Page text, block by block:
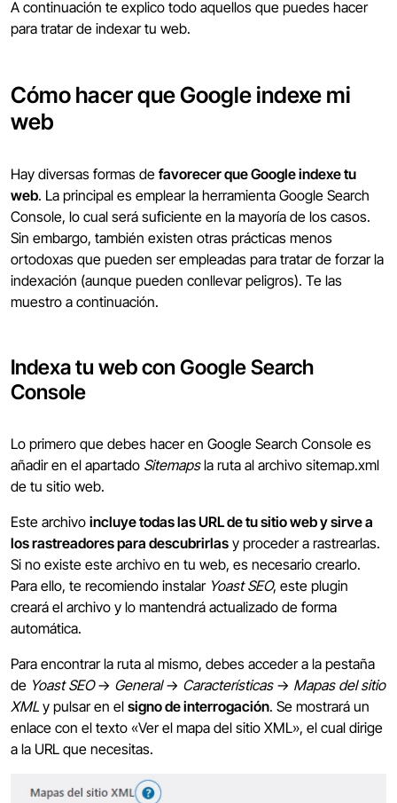
A continuación te explico todo aquellos que puedes hacer
para tratar de indexar tu web.
Cómo hacer que Google indexe mi
web
Hay diversas formas de favorecer que Google indexe tu
web. La principal es emplear la herramienta Google Search
Console, lo cual será suficiente en la mayoría de los casos.
Sin embargo, también existen otras prácticas menos
ortodoxas que pueden ser empleadas para tratar de forzar la
indexación (aunque pueden conllevar peligros). Te las
muestro a continuación.
Indexa tu web con Google Search
Console
Lo primero que debes hacer en Google Search Console es
añadir en el apartado Sitemapsla ruta al archivo sitemap.xml
de tu sitio web.
Este archivo incluye todas las URL de tu sitio web y sirve a
los rastreadores para descubrirlas y proceder a rastrearlas.
Si no existe este archivo en tu web, es necesario crearlo.
Para ello, te recomiendo instalar Yoast SEO, este plugin
creará el archivo y lo mantendrá actualizado de forma
automática.
Para encontrar la ruta al mismo, debes acceder a la pestaña
de Yoast SEO-> General-> Características-> Mapas del sitio
XML y pulsar en el signo de interrogación. Se mostrará un
enlace con el texto «Ver el mapa del sitio XML», el cual dirige
a la URL que necesitas.